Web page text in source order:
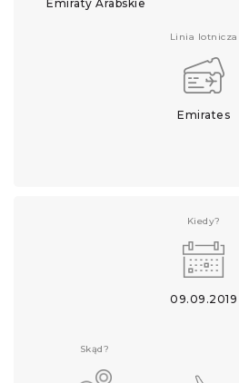
Emiraty Arabskie
Linia lotnicza
Emirates
Kiedy?
09.09.2019
Skąd?